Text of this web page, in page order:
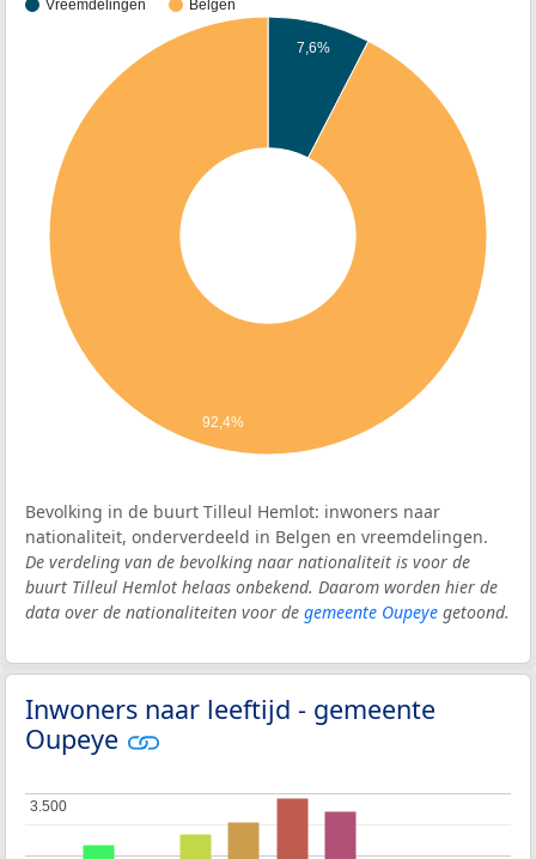
Vreemdelingen Belgen
7,6%
92,4%
Bevolking in de buurt Tilleul Hemlot: inwoners naar
nationaliteit, onderverdeeld in Belgen en vreemdelingen.
De verdeling van de bevolking naar nationaliteit is voor de
buurt Tilleul Hemlot helaas onbekend. Daarom worden hier de
data over de nationaliteiten voor de gemeente Oupeye getoond.
Inwoners naar leeftijd - gemeente
Oupeye
3.500
3.500